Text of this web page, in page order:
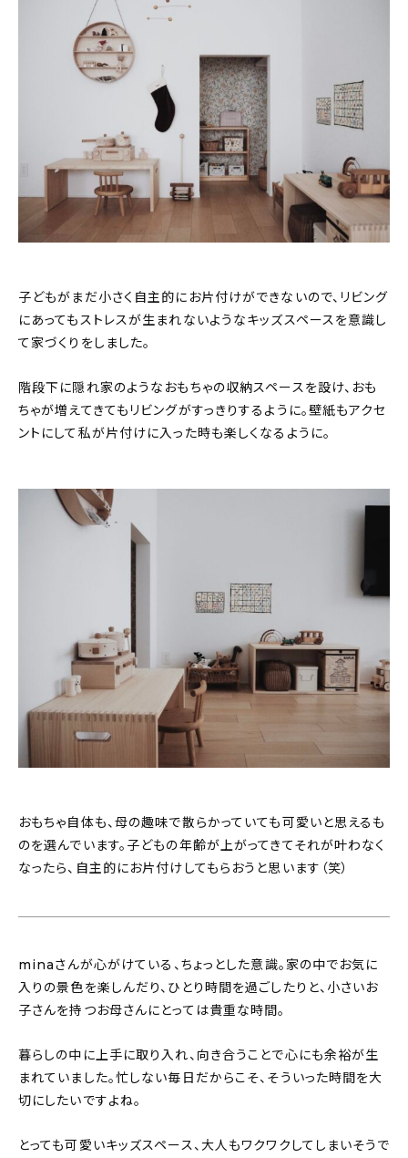
子どもがまだ小さく自主的にお片付けができないので、リビング
にあってもストレスが生まれないようなキッズスペースを意識し
て家づくりをしました。
階段下に隠れ家のようなおもちゃの収納スペースを設け、おも
ちゃが増えてきてもリビングがすっきりするように。壁紙もアクセ
ントにして私が片付けに入った時も楽しくなるように。
おもちゃ自体も、母の趣味で散らかっていても可愛いと思えるも
のを選んでいます。子どもの年齢が上がってきてそれが叶わなく
なったら、自主的にお片付けしてもらおうと思います（笑）
minaさんが心がけている、ちょっとした意識。家の中でお気に
入りの景色を楽しんだり、ひとり時間を過ごしたりと、小さいお
子さんを持つお母さんにとっては貴重な時間。
暮らしの中に上手に取り入れ、向き合うことで心にも余裕が生
まれていました。忙しない毎日だからこそ、そういった時間を大
切にしたいですよね。
とっても可愛いキッズスペース、大人もワクワクしてしまいそうで